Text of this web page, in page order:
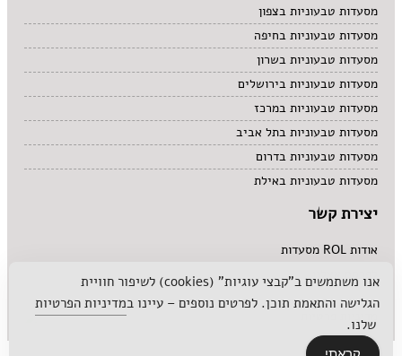
מסעדות טבעוניות בצפון
מסעדות טבעוניות בחיפה
מסעדות טבעוניות בשרון
מסעדות טבעוניות בירושלים
מסעדות טבעוניות במרכז
מסעדות טבעוניות בתל אביב
מסעדות טבעוניות בדרום
מסעדות טבעוניות באילת
יצירת קשר
אודות ROL מסעדות
לפרסם אצלנו
מדיניות פרטיות
אנו משתמשים ב"קבצי עוגיות" (cookies) לשיפור חוויית
הגלישה והתאמת תוכן. לפרטים נוספים – עיינו במדיניות הפרטיות
שלנו.